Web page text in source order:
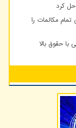
مکالمات را
حقوق بالا